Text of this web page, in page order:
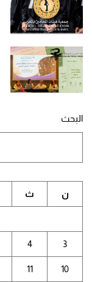
البحث
ن ث
3
4
10
11